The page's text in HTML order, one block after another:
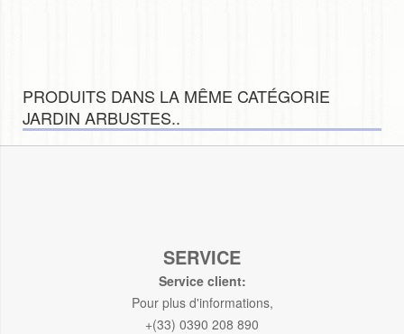
PRODUITS DANS LA MÊME CATÉGORIE
JARDIN ARBUSTES..
SERVICE
Service client:
Pour plus d'informations,
+(33) 0390 208 890